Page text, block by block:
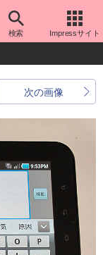
検索 Impressサイト
次の画像